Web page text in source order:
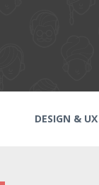
DESIGN & UX